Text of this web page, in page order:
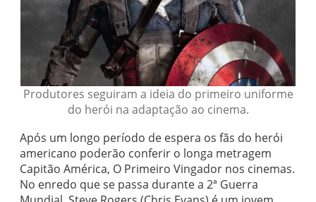
Produtores seguiram a ideia do primeiro uniforme
do herói na adaptação ao cinema.
Após um longo período de espera os fãs do herói
americano poderão conferir o longa metragem
Capitão América, O Primeiro Vingador nos cinemas.
No enredo que se passa durante a 2ª Guerra